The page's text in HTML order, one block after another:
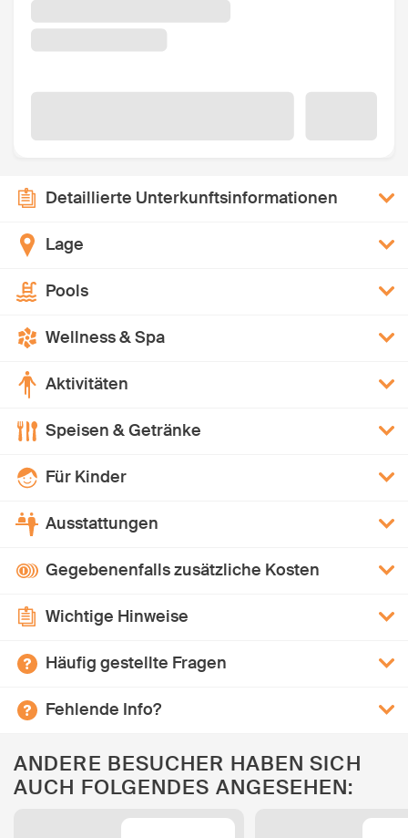
Detaillierte Unterkunftsinformationen
Lage
Pools
Wellness & Spa
Aktivitäten
Speisen & Getränke
Für Kinder
Ausstattungen
Gegebenenfalls zusätzliche Kosten
Wichtige Hinweise
Häufig gestellte Fragen
Fehlende Info?
ANDERE BESUCHER HABEN SICH
AUCH FOLGENDES ANGESEHEN: